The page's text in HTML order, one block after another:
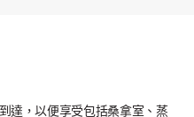
達，以便享受包括桑拿室、蒸